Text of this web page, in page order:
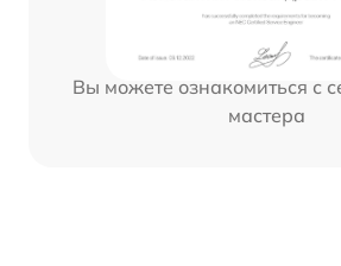
Вы можете ознакомиться с
мастера